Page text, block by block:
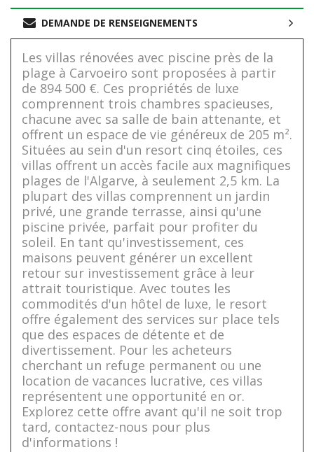
DEMANDE DE RENSEIGNEMENTS
Les villas rénovées avec piscine près de la
plage à Carvoeiro sont proposées à partir
de 894 500 €. Ces propriétés de luxe
comprennent trois chambres spacieuses,
chacune avec sa salle de bain attenante, et
offrent un espace de vie généreux de 205 m².
Situées au sein d'un resort cinq étoiles, ces
villas offrent un accès facile aux magnifiques
plages de l'Algarve, à seulement 2,5 km. La
plupart des villas comprennent un jardin
privé, une grande terrasse, ainsi qu'une
piscine privée, parfait pour profiter du
soleil. En tant qu'investissement, ces
maisons peuvent générer un excellent
retour sur investissement grâce à leur
attrait touristique. Avec toutes les
commodités d'un hôtel de luxe, le resort
offre également des services sur place tels
que des espaces de détente et de
divertissement. Pour les acheteurs
cherchant un refuge permanent ou une
location de vacances lucrative, ces villas
représentent une opportunité en or.
Explorez cette offre avant qu'il ne soit trop
tard, contactez-nous pour plus
d'informations !